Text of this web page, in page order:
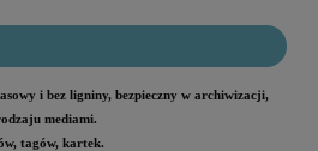
i bez ligniny, bezpieczny w archiwizacji,
mediami.
tagów, kartek.